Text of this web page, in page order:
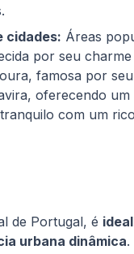
cidades: Áreas
por seu
famosa por
oferecendo um
com um
de Portugal, é
urbana dinâmica.